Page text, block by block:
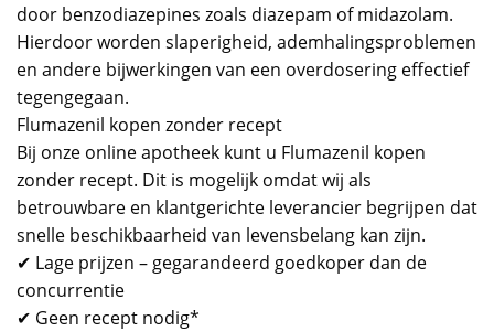
door benzodiazepines zoals diazepam of midazolam.
Hierdoor worden slaperigheid, ademhalingsproblemen
en andere bijwerkingen van een overdosering effectief
tegengegaan.
Flumazenil kopen zonder recept
Bij onze online apotheek kunt u Flumazenil kopen
zonder recept. Dit is mogelijk omdat wij als
betrouwbare en klantgerichte leverancier begrijpen dat
snelle beschikbaarheid van levensbelang kan zijn.
✔ Lage prijzen – gegarandeerd goedkoper dan de
concurrentie
✔ Geen recept nodig*